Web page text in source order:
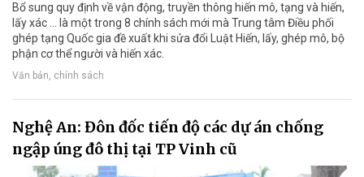
Bổ sung quy định về vận động, truyền thông hiến mô, tạng và hiến,
lấy xác ... là một trong 8 chính sách mới mà Trung tâm Điều phối
ghép tạng Quốc gia đề xuất khi sửa đổi Luật Hiến, lấy, ghép mô, bộ
phận cơ thể người và hiến xác.
Văn bản, chính sách
Nghệ An: Đôn đốc tiến độ các dự án chống
ngập úng đô thị tại TP Vinh cũ